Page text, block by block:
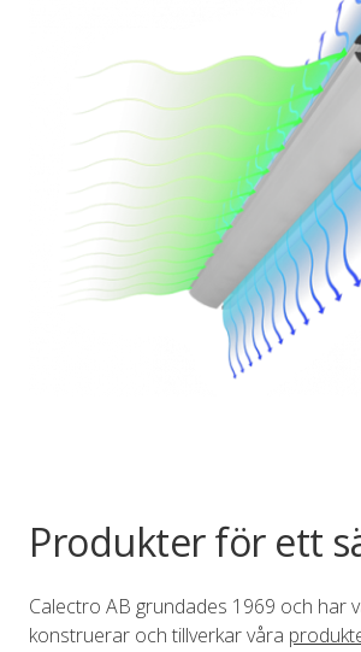
Produkter för ett
Calectro AB grundades 1969 och har
konstruerar och tillverkar våra